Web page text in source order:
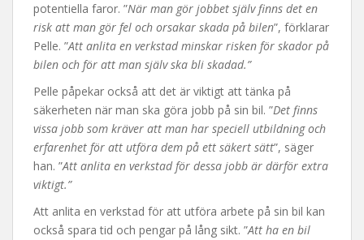
potentiella faror. ”När man gör jobbet själv finns det en
risk att man gör fel och orsakar skada på bilen”, förklarar
Pelle. ”Att anlita en verkstad minskar risken för skador på
bilen och för att man själv ska bli skadad.”
Pelle påpekar också att det är viktigt att tänka på
säkerheten när man ska göra jobb på sin bil. ”Det finns
vissa jobb som kräver att man har speciell utbildning och
erfarenhet för att utföra dem på ett säkert sätt”, säger
han. ”Att anlita en verkstad för dessa jobb är därför extra
viktigt.”
Att anlita en verkstad för att utföra arbete på sin bil kan
också spara tid och pengar på lång sikt. ”Att ha en bil